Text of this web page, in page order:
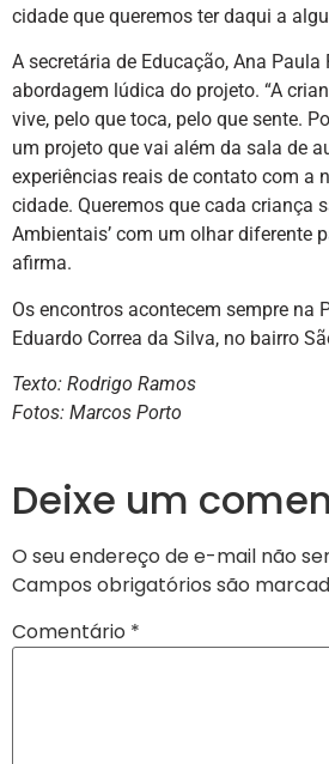
cidade que queremos ter daqui a
A secretária de Educação, Ana Paula
abordagem lúdica do projeto. “A
vive, pelo que toca, pelo que sente.
um projeto que vai além da sala de
experiências reais de contato com a
cidade. Queremos que cada criança
Ambientais’ com um olhar diferente
afirma.
Os encontros acontecem sempre na
Eduardo Correa da Silva, no bairro
Texto: Rodrigo Ramos
Fotos: Marcos Porto
Deixe um
O seu endereço de e-mail não
Campos obrigatórios são
Comentário *